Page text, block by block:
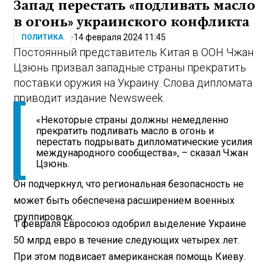
Запад перестать «подливать масло
в огонь» украинского конфликта
ПОЛИТИКА 14 февраля 2024 11:45
Постоянный представитель Китая в ООН Чжан
Цзюнь призвал западные страны прекратить
поставки оружия на Украину. Слова дипломата
приводит издание Newsweek.
«Некоторые страны должны немедленно
прекратить подливать масло в огонь и
перестать подрывать дипломатические усилия
международного сообщества», – сказал Чжан
Цзюнь.
Он подчеркнул, что региональная безопасность не
может быть обеспечена расширением военных
группировок.
1 февраля Евросоюз одобрил выделение Украине
50 млрд евро в течение следующих четырех лет.
При этом подвисает американская помощь Киеву.